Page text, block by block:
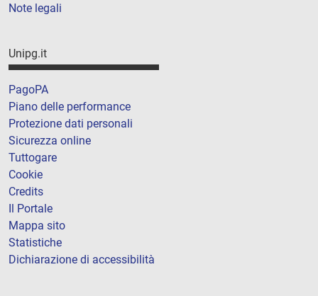
Note legali
Unipg.it
PagoPA
Piano delle performance
Protezione dati personali
Sicurezza online
Tuttogare
Cookie
Credits
Il Portale
Mappa sito
Statistiche
Dichiarazione di accessibilità